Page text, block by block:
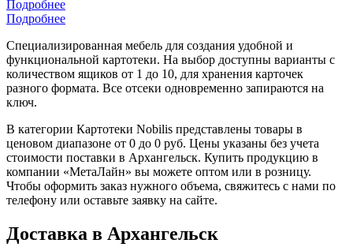
Подробнее
Подробнее
Специализированная мебель для создания удобной и
функциональной картотеки. На выбор доступны варианты с
количеством ящиков от 1 до 10, для хранения карточек
разного формата. Все отсеки одновременно запираются на
ключ.
В категории Картотеки Nobilis представлены товары в
ценовом диапазоне от 0 до 0 руб. Цены указаны без учета
стоимости поставки в Архангельск. Купить продукцию в
компании «МетаЛайн» вы можете оптом или в розницу.
Чтобы оформить заказ нужного объема, свяжитесь с нами по
телефону или оставьте заявку на сайте.
Доставка в Архангельск